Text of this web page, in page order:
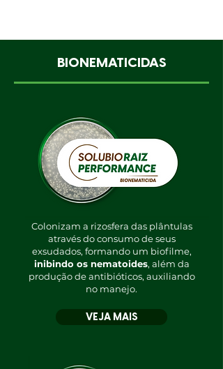
BIONEMATICIDAS
Colonizam a rizosfera das plântulas
através do consumo de seus
exsudados, formando um biofilme,
inibindo os nematoides, além da
produção de antibióticos, auxiliando
no manejo.
VEJA MAIS